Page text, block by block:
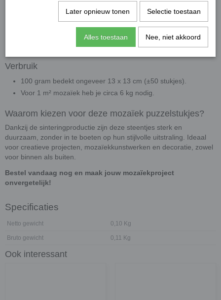
knippen, ideaal voor beginners en kinderen. Indien nodig
gebruik eenwieltjestangvoor nauwkeurig knipwerk.
Uitstekend te combineren met onze overig
colorful mozaïeksteentjes voor unieke patronen.
Verbruik
100 gram bedekt ongeveer 13 x 13 cm (±50 stukjes).
Voor 1 m² mozaïek heb je circa 6 kg nodig.
Waarom kiezen voor deze mozaïek puzzelstukjes?
Dankzij de sinteringproductie zijn deze steentjes sterk en
duurzaam, zonder in te boeten op hun stijlvolle uitstraling. Ideaal
voor creatieve projecten, mozaïekkunstwerken en decoratie, zowel
voor binnen als buiten.
Bestel vandaag nog en maak jouw mozaïekproject
onvergetelijk!
Specificaties
Netto gewicht 0,10 Kg
Bruto gewicht 0,11 Kg
Ook interessant
Later opnieuw tonen Selectie toestaan
Alles toestaan Nee, niet akkoord